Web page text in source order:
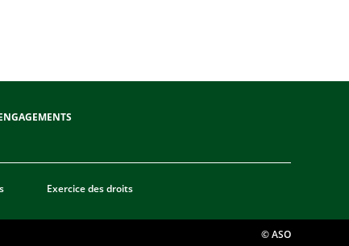
Exercice des droits
© ASO